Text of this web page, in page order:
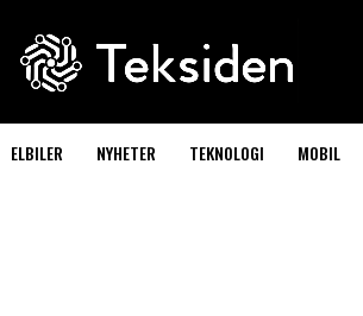
ELBILER NYHETER TEKNOLOGI MOBIL